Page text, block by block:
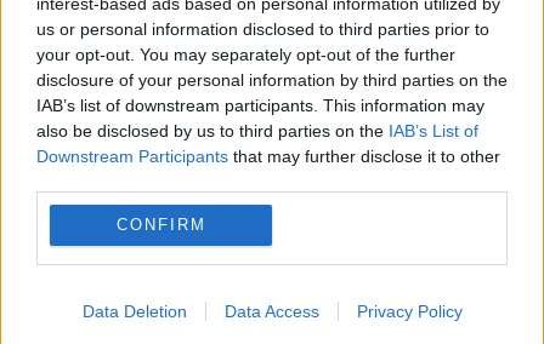
us or personal information disclosed to third parties prior to
your opt-out. You may separately opt-out of the further
disclosure of your personal information by third parties on the
IAB’s list of downstream participants. This information may
also be disclosed by us to third parties on the IAB’s List of
Downstream Participants that may further disclose it to other
CONFIRM
Data Deletion Data Access Privacy Policy
tanase